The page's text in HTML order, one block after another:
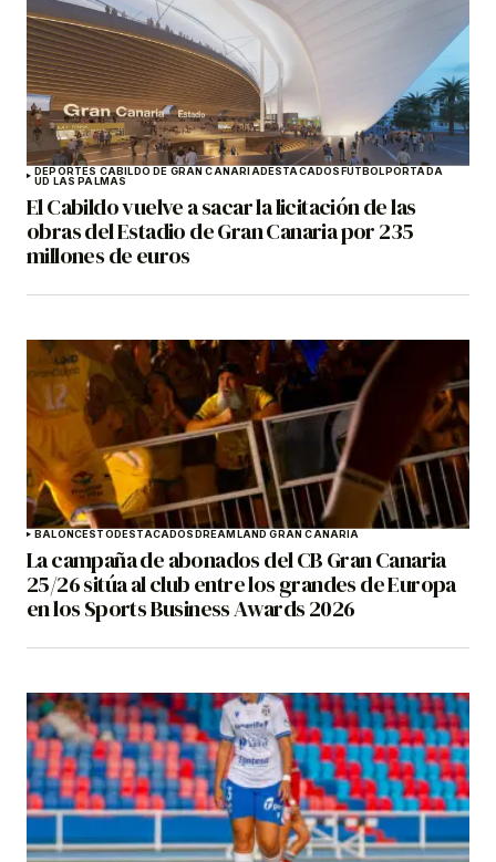
DEPORTES CABILDO DE GRAN CANARIADESTACADOSFÚTBOLPORTADA
UD LAS PALMAS
El Cabildo vuelve a sacar la licitación de las
obras del Estadio de Gran Canaria por 235
millones de euros
BALONCESTODESTACADOSDREAMLAND GRAN CANARIA
La campaña de abonados del CB Gran Canaria
25/26 sitúa al club entre los grandes de Europa
en los Sports Business Awards 2026